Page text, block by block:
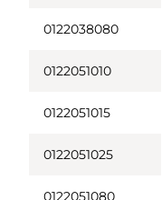
0122038080
0122051010
0122051015
0122051025
0122051080